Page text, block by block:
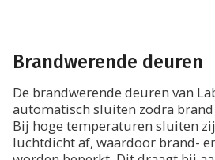
Nieuws
Dealerlogin
Contact
Brandwerende deuren
De brandwerende deuren van
automatisch sluiten zodra
Bij hoge temperaturen sluiten
luchtdicht af, waardoor brand-